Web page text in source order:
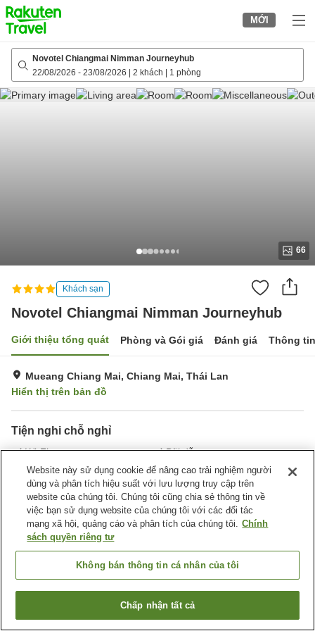
to
top
page
MỚI
Novotel Chiangmai Nimman Journeyhub
22/08/2026 - 23/08/2026 2 khách 1 phòng
66
Khách sạn
Novotel Chiangmai Nimman Journeyhub
Giới thiệu tổng quát Phòng và Gói giá Đánh giá Thông
Mueang Chiang Mai, Chiang Mai, Thái Lan
Hiển thị trên bản đồ
Tiện nghi chỗ nghỉ
Wi-Fi
Bãi đỗ xe
Spa / Salon
Phòng tập gym
Trang chủ Thái Lan Chiang Mai
Mueang Chiang Mai
Novotel Chiangmai Nimman Journeyhub
Tìm phòng trống
Website này sử dụng cookie để nâng cao trải nghiệm người
dùng và phân tích hiệu suất với lưu lượng truy cập trên
website của chúng tôi. Chúng tôi cũng chia sẻ thông tin về
việc bạn sử dụng website của chúng tôi với các đối tác
mạng xã hội, quảng cáo và phân tích của chúng tôi. Chính
sách quyền riêng tư
Không bán thông tin cá nhân của tôi
Chấp nhận tất cả